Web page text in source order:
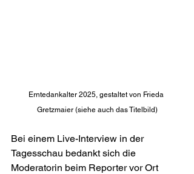
Erntedankalter 2025, gestaltet von Frieda
Gretzmaier (siehe auch das Titelbild)
Bei einem Live-Interview in der
Tagesschau bedankt sich die
Moderatorin beim Reporter vor Ort